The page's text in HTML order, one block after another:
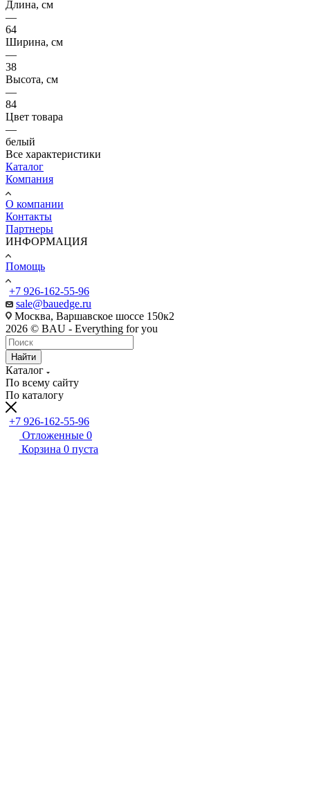
Длина, см
—
64
Ширина, см
—
38
Высота, см
—
84
Цвет товара
—
белый
Все характеристики
Каталог
Компания
О компании
Контакты
Партнеры
ИНФОРМАЦИЯ
Помощь
+7 926-162-55-96
sale@bauedge.ru
Москва, Варшавское шоссе 150к2
2026 © BAU - Everything for you
Найти
Каталог
По всему сайту
По каталогу
+7 926-162-55-96
Отложенные 0
Корзина 0 пуста